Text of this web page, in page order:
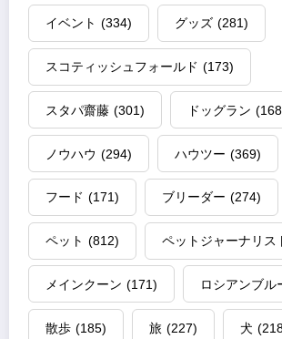
イベント (334) グッズ (281)
スコティッシュフォールド (173)
スタパ齋藤 (301) ドッグラン
ノウハウ (294) ハウツー (369)
フード (171) ブリーダー (274)
ペット (812) ペットジャーナリス
メインクーン (171) ロシアンブル
散歩 (185) 旅 (227) 犬